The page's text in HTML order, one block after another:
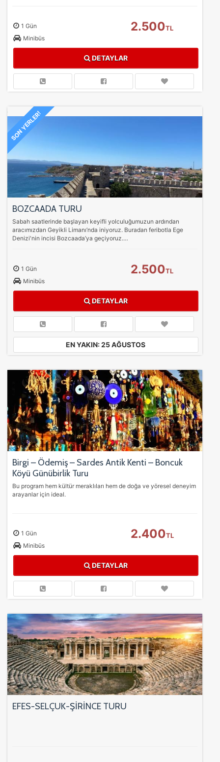
1 Gün
Minibüs
2.500TL
DETAYLAR
SON YERLER!
BOZCAADA TURU
Sabah saatlerinde başlayan keyifli yolculuğumuzun ardından
aracımızdan Geyikli Limanı’nda iniyoruz. Buradan feribotla Ege
Denizi'nin incisi Bozcaada’ya geçiyoruz.…
1 Gün
Minibüs
2.500TL
DETAYLAR
EN YAKIN: 25 AĞUSTOS
Birgi – Ödemiş – Sardes Antik Kenti – Boncuk
Köyü Günübirlik Turu
Bu program hem kültür meraklıları hem de doğa ve yöresel deneyim
arayanlar için ideal.
1 Gün
Minibüs
2.400TL
DETAYLAR
EFES-SELÇUK-ŞİRİNCE TURU